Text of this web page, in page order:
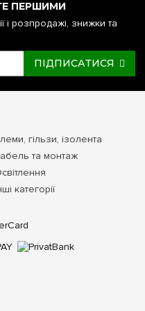
дверцят
колір — білий
виштамповані вводи
нуля
ПЕРШИМИ
і розпродажі, знижки та
ПІДПИСАТИСЯ
гільзи, ізолента
та монтаж
категорії